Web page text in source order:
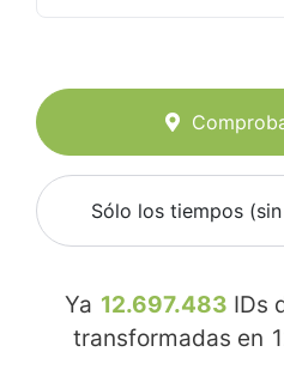
Sólo los tiempos
Ya 12.697.483 IDs
transformadas en